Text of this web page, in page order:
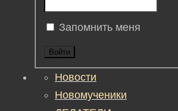
Запомнить меня
Войти
Новости
Новомученики